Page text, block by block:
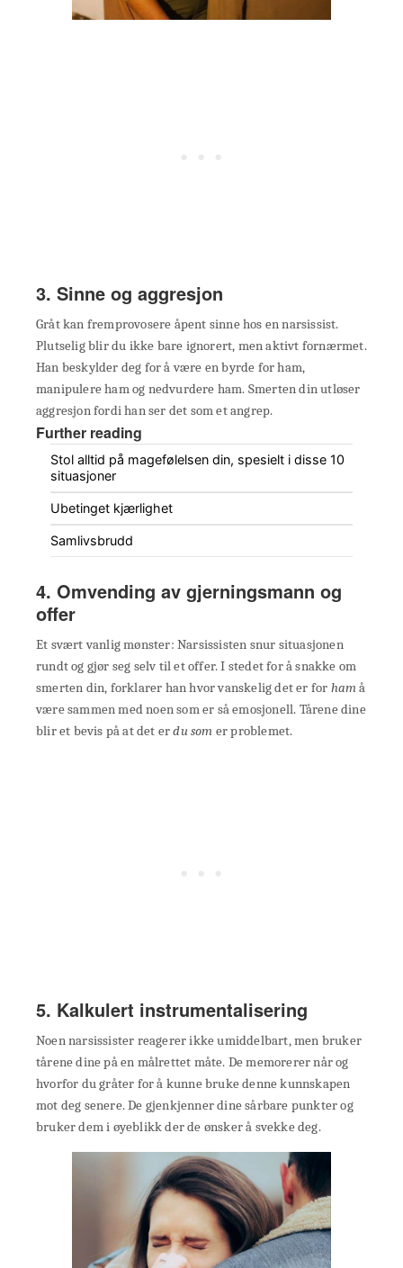
3. Sinne og aggresjon
Gråt kan fremprovosere åpent sinne hos en narsissist.
Plutselig blir du ikke bare ignorert, men aktivt fornærmet.
Han beskylder deg for å være en byrde for ham,
manipulere ham og nedvurdere ham. Smerten din utløser
aggresjon fordi han ser det som et angrep.
Further reading
Stol alltid på magefølelsen din, spesielt i disse 10
situasjoner
Ubetinget kjærlighet
Samlivsbrudd
4. Omvending av gjerningsmann og
offer
Et svært vanlig mønster: Narsissisten snur situasjonen
rundt og gjør seg selv til et offer. I stedet for å snakke om
smerten din, forklarer han hvor vanskelig det er for ham å
være sammen med noen som er så emosjonell. Tårene dine
blir et bevis på at det erdu som er problemet.
5. Kalkulert instrumentalisering
Noen narsissister reagerer ikke umiddelbart, men bruker
tårene dine på en målrettet måte. De memorerer når og
hvorfor du gråter for å kunne bruke denne kunnskapen
mot deg senere. De gjenkjenner dine sårbare punkter og
bruker dem i øyeblikk der de ønsker å svekke deg.